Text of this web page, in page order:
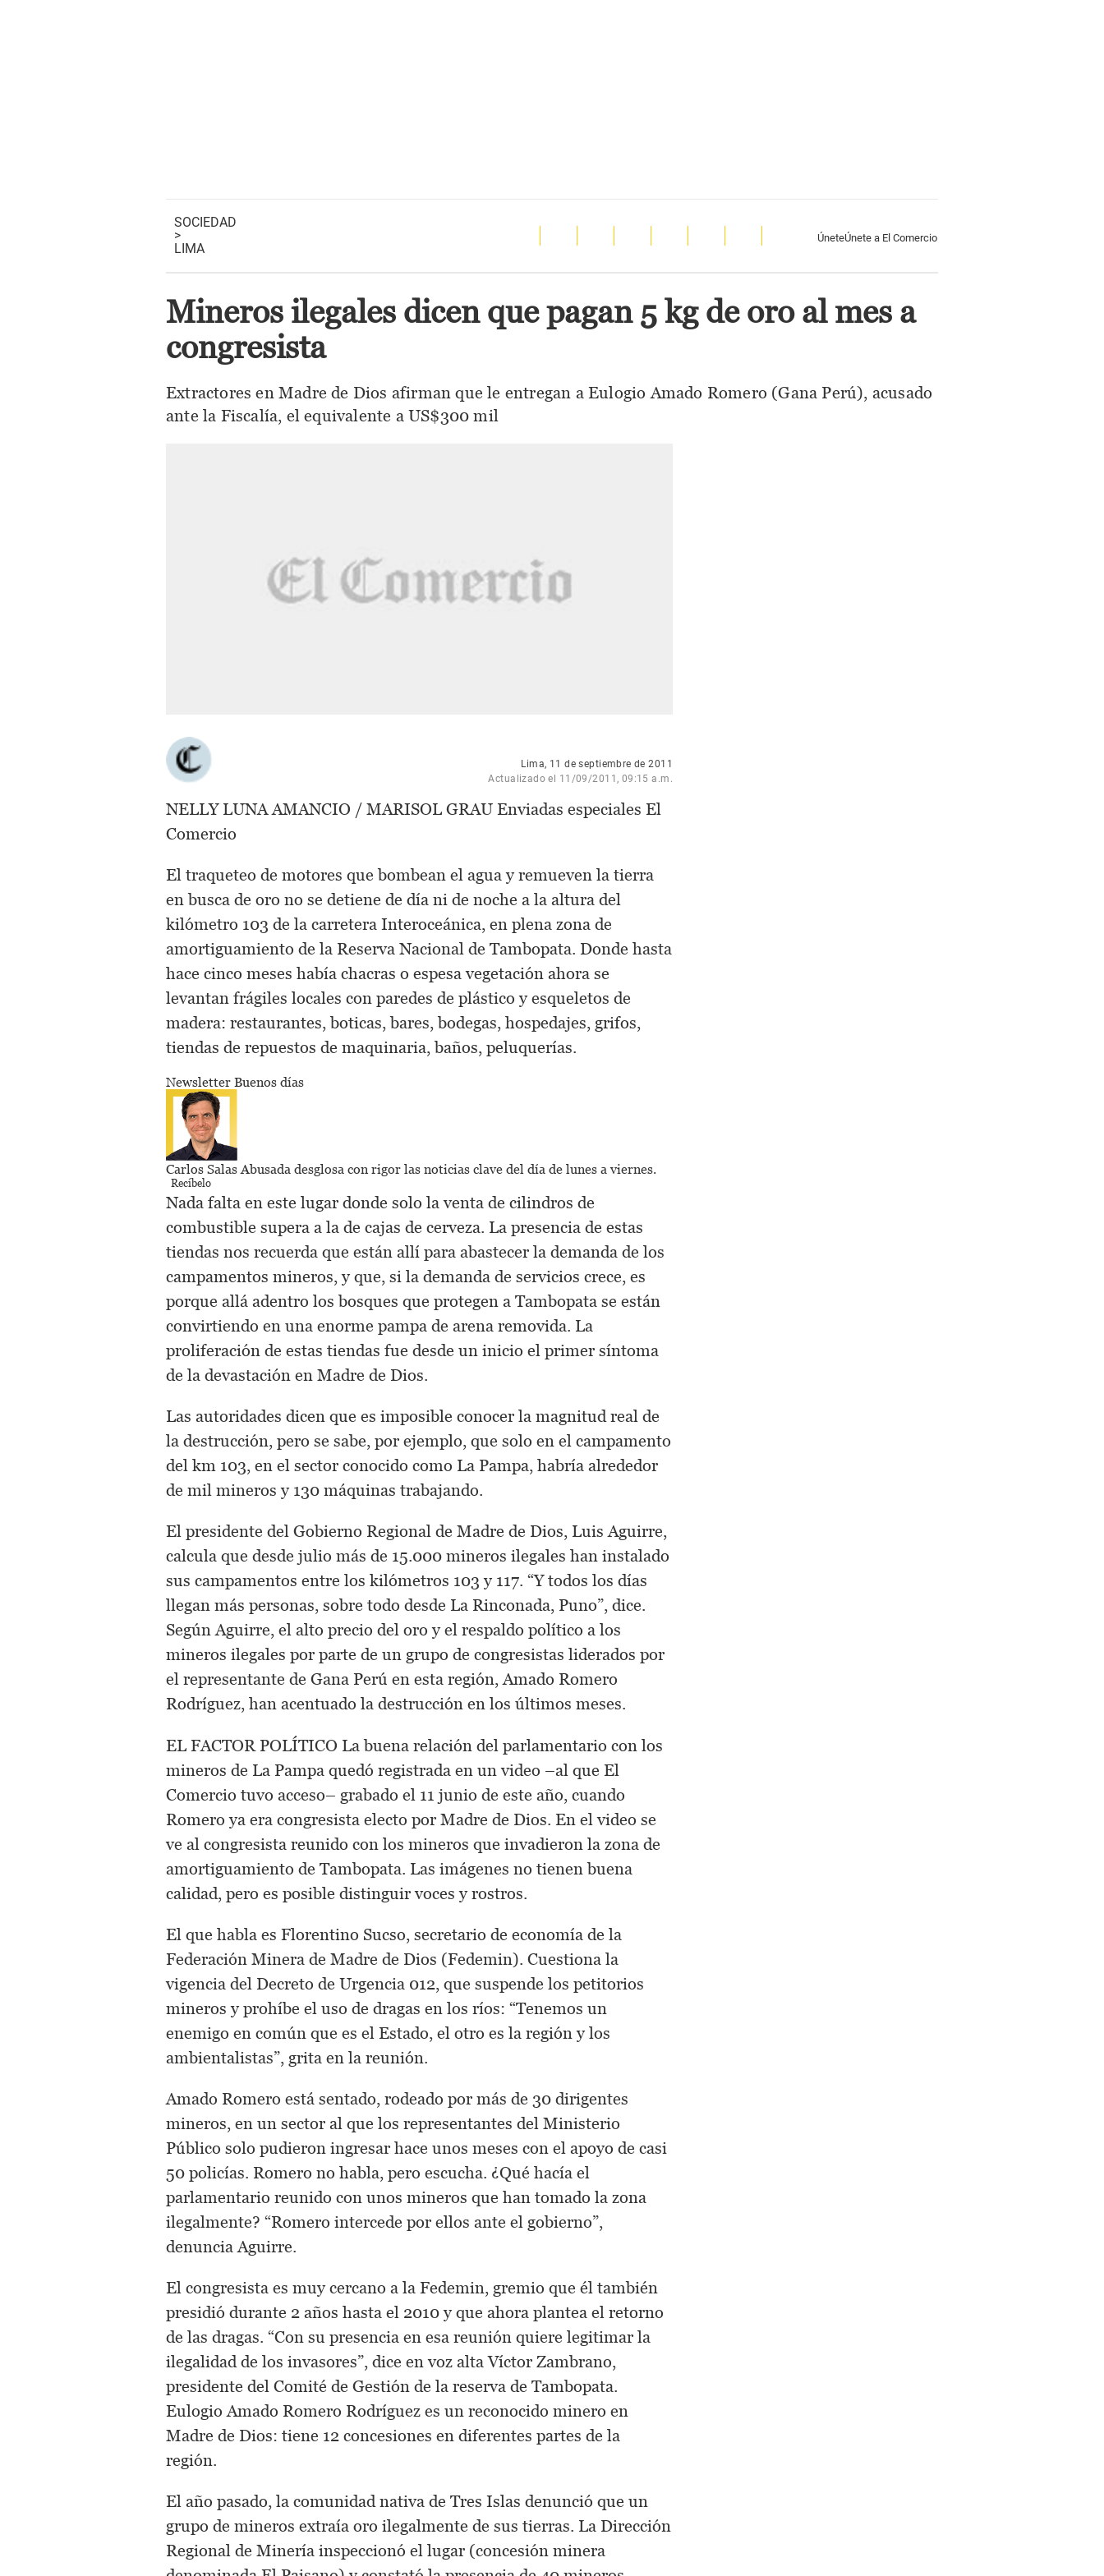
SOCIEDAD
>
LIMA
ÚneteÚnete a El Comercio
Mineros ilegales dicen que pagan 5 kg de oro al mes a
congresista
Extractores en Madre de Dios afirman que le entregan a Eulogio Amado Romero (Gana Perú), acusado
ante la Fiscalía, el equivalente a US$300 mil
Lima, 11 de septiembre de 2011
Actualizado el 11/09/2011, 09:15 a.m.
NELLY LUNA AMANCIO / MARISOL GRAU Enviadas especiales El
Comercio
El traqueteo de motores que bombean el agua y remueven la tierra
en busca de oro no se detiene de día ni de noche a la altura del
kilómetro 103 de la carretera Interoceánica, en plena zona de
amortiguamiento de la Reserva Nacional de Tambopata. Donde hasta
hace cinco meses había chacras o espesa vegetación ahora se
levantan frágiles locales con paredes de plástico y esqueletos de
madera: restaurantes, boticas, bares, bodegas, hospedajes, grifos,
tiendas de repuestos de maquinaria, baños, peluquerías.
Newsletter Buenos días
Carlos Salas Abusada desglosa con rigor las noticias clave del día de lunes a viernes.
Recíbelo
Nada falta en este lugar donde solo la venta de cilindros de
combustible supera a la de cajas de cerveza. La presencia de estas
tiendas nos recuerda que están allí para abastecer la demanda de los
campamentos mineros, y que, si la demanda de servicios crece, es
porque allá adentro los bosques que protegen a Tambopata se están
convirtiendo en una enorme pampa de arena removida. La
proliferación de estas tiendas fue desde un inicio el primer síntoma
de la devastación en Madre de Dios.
Las autoridades dicen que es imposible conocer la magnitud real de
la destrucción, pero se sabe, por ejemplo, que solo en el campamento
del km 103, en el sector conocido como La Pampa, habría alrededor
de mil mineros y 130 máquinas trabajando.
El presidente del Gobierno Regional de Madre de Dios, Luis Aguirre,
calcula que desde julio más de 15.000 mineros ilegales han instalado
sus campamentos entre los kilómetros 103 y 117. “Y todos los días
llegan más personas, sobre todo desde La Rinconada, Puno”, dice.
Según Aguirre, el alto precio del oro y el respaldo político a los
mineros ilegales por parte de un grupo de congresistas liderados por
el representante de Gana Perú en esta región, Amado Romero
Rodríguez, han acentuado la destrucción en los últimos meses.
EL FACTOR POLÍTICO La buena relación del parlamentario con los
mineros de La Pampa quedó registrada en un video –al que El
Comercio tuvo acceso– grabado el 11 junio de este año, cuando
Romero ya era congresista electo por Madre de Dios. En el video se
ve al congresista reunido con los mineros que invadieron la zona de
amortiguamiento de Tambopata. Las imágenes no tienen buena
calidad, pero es posible distinguir voces y rostros.
El que habla es Florentino Sucso, secretario de economía de la
Federación Minera de Madre de Dios (Fedemin). Cuestiona la
vigencia del Decreto de Urgencia 012, que suspende los petitorios
mineros y prohíbe el uso de dragas en los ríos: “Tenemos un
enemigo en común que es el Estado, el otro es la región y los
ambientalistas”, grita en la reunión.
Amado Romero está sentado, rodeado por más de 30 dirigentes
mineros, en un sector al que los representantes del Ministerio
Público solo pudieron ingresar hace unos meses con el apoyo de casi
50 policías. Romero no habla, pero escucha. ¿Qué hacía el
parlamentario reunido con unos mineros que han tomado la zona
ilegalmente? “Romero intercede por ellos ante el gobierno”,
denuncia Aguirre.
El congresista es muy cercano a la Fedemin, gremio que él también
presidió durante 2 años hasta el 2010 y que ahora plantea el retorno
de las dragas. “Con su presencia en esa reunión quiere legitimar la
ilegalidad de los invasores”, dice en voz alta Víctor Zambrano,
presidente del Comité de Gestión de la reserva de Tambopata.
Eulogio Amado Romero Rodríguez es un reconocido minero en
Madre de Dios: tiene 12 concesiones en diferentes partes de la
región.
El año pasado, la comunidad nativa de Tres Islas denunció que un
grupo de mineros extraía oro ilegalmente de sus tierras. La Dirección
Regional de Minería inspeccionó el lugar (concesión minera